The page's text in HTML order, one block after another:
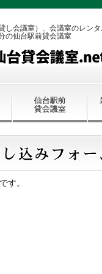
し会議室）、会議室のレン
の仙台駅前貸会議室
す。